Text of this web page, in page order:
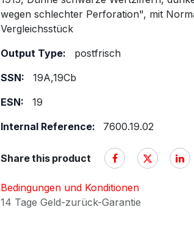
wegen schlechter Perforation", mit
Vergleichsstück
Output Type:
postfrisch
SSN:
19A,19Cb
ESN:
19
Internal Reference:
7600.19.02
Share this product
Bedingungen und Konditionen
14 Tage Geld-zurück-Garantie